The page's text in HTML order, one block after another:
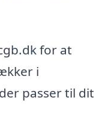
for at
i
passer til dit